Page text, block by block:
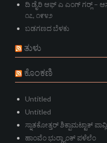
ದಿ ಡೈರಿ ಆಫ್ ಎ ಎಂಗ್ ಗರ್‍ಲ್ –
೧೭, ೧೯೪೨
ಬಡಗಣದ ಬೆಳಕು
ತುಳು
ಕೊಂಕಣಿ
Untitled
Untitled
ಸ್ನಾತಕೋತ್ತರ್ ಶಿಕ್ಪಾಮಟ್ಟಾಕ್
ಹಾಂವೆಂ ಭುರ್‍ಗ್ಯಾಂಕ್ ಪಳೆಲೆಂ